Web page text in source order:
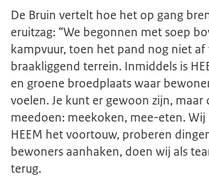
De Bruin vertelt hoe het op gang
eruitzag: “We begonnen met soep
kampvuur, toen het pand nog niet af
braakliggend terrein. Inmiddels is
en groene broedplaats waar
voelen. Je kunt er gewoon zijn, maar
meedoen: meekoken, mee-eten.
HEEM het voortouw, proberen
bewoners aanhaken, doen wij als
terug.